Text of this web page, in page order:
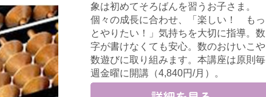
象は初めてそろばんを習うお子さま。
個々の成長に合わせ、「楽しい！ もっ
とやりたい！」気持ちを大切に指導。数
字が書けなくても安心。数のおけいこや
数遊びに取り組みます。本講座は原則毎
週金曜に開講（4,840円/月）。